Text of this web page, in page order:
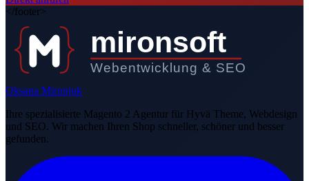
</footer>
mironsoft
Webentwicklung & SEO
Oksana Mironjuk
Ihre spezialisierte Magento 2 Agentur für Hyvä Theme, Webdesign
und SEO. Wir machen Ihren Shop schneller, schöner und besser
gefunden.